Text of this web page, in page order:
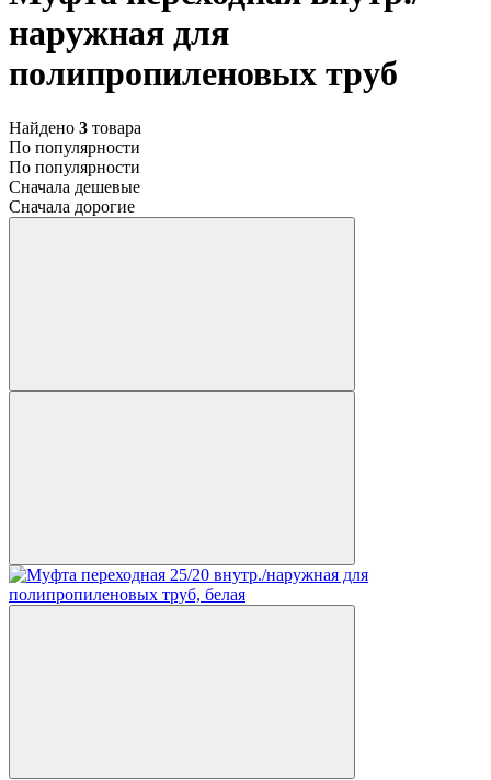
наружная для
полипропиленовых труб
Найдено 3 товара
По популярности
По популярности
Сначала дешевые
Сначала дорогие